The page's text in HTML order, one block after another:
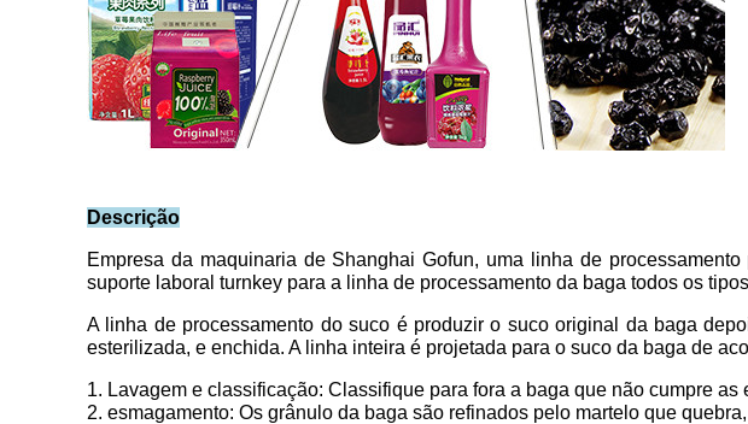
Descrição
Empresa da maquinaria de Shanghai Gofun, uma linha de
suporte laboral turnkey para a linha de processamento da baga todos os
A linha de processamento do suco é produzir o suco original da baga
esterilizada, e enchida. A linha inteira é projetada para o suco da baga de
1. Lavagem e classificação: Classifique para fora a baga que não cumpre
2. esmagamento: Os grânulo da baga são refinados pelo martelo que